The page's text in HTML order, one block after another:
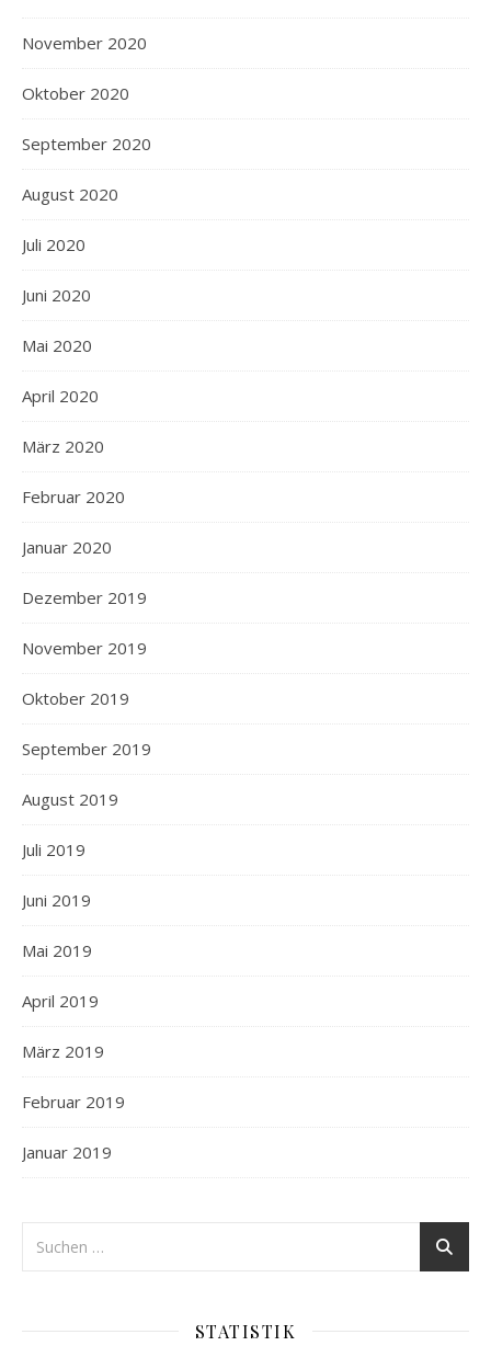
November 2020
Oktober 2020
September 2020
August 2020
Juli 2020
Juni 2020
Mai 2020
April 2020
März 2020
Februar 2020
Januar 2020
Dezember 2019
November 2019
Oktober 2019
September 2019
August 2019
Juli 2019
Juni 2019
Mai 2019
April 2019
März 2019
Februar 2019
Januar 2019
STATISTIK